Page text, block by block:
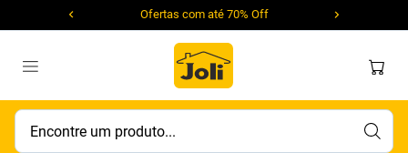
Ofertas com até 70% Off
Encontre um produto...